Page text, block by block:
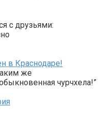
с друзьями:
в Краснодаре!
же
чурчхела!”